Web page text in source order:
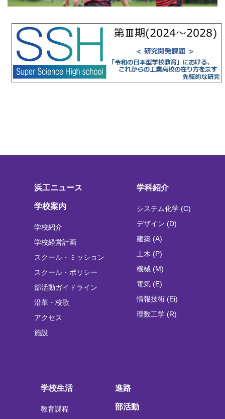
浜工ニュース
学校案内
学校紹介
学校経営計画
スクール・ミッション
スクール・ポリシー
部活動ガイドライン
沿革・校歌
アクセス
施設
学科紹介
システム化学 (C)
デザイン (D)
建築 (A)
土木 (P)
機械 (M)
電気 (E)
情報技術 (Ei)
理数工学 (R)
学校生活
教育課程
進路
部活動